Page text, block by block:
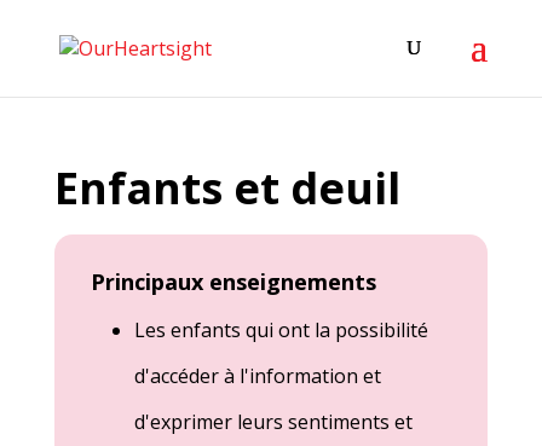
Enfants et deuil
Principaux enseignements
Les enfants qui ont la possibilité
d'accéder à l'information et
d'exprimer leurs sentiments et